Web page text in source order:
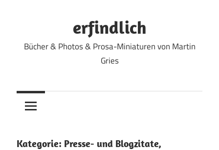
erfindlich
Bücher & Photos & Prosa-Miniaturen von Martin
Gries
Kategorie: Presse- und Blogzitate,